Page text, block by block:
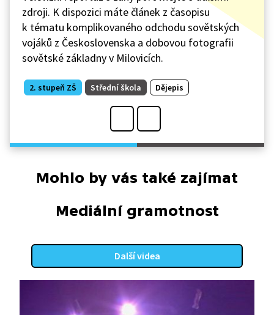
zdroji. K dispozici máte článek z časopisu
k tématu komplikovaného odchodu sovětských
vojáků z Československa a dobovou fotografii
sovětské základny v Milovicích.
2. stupeň ZŠ Střední škola Dějepis
Mohlo by vás také zajímat
Mediální gramotnost
Další videa